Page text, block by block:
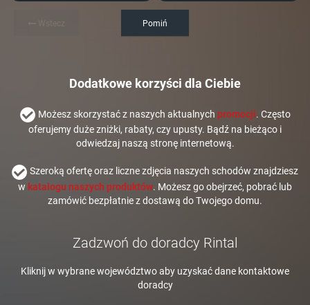
Pomiń
Dodatkowe korzyści dla Ciebie
Możesz skorzystać z naszych aktualnych promocji. Często
oferujemy duże zniżki, rabaty, czy upusty. Bądź na bieżąco i
odwiedzaj naszą stronę internetową.
Szeroką ofertę oraz liczne zdjęcia naszych schodów znajdziesz
w katalogu naszych produktów. Możesz go obejrzeć, pobrać lub
zamówić bezpłatnie z dostawą do Twojego domu.
Zadzwoń do doradcy Rintal
Kliknij w wybrane województwo aby uzyskać dane kontaktowe
doradcy